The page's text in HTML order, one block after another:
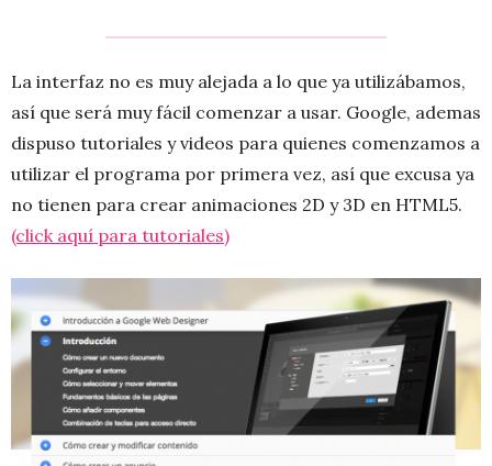
La interfaz no es muy alejada a lo que ya utilizábamos,
así que será muy fácil comenzar a usar. Google, ademas
dispuso tutoriales y videos para quienes comenzamos a
utilizar el programa por primera vez, así que excusa ya
no tienen para crear animaciones 2D y 3D en HTML5.
(click aquí para tutoriales)